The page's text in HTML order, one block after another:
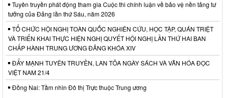
Tuyên truyền phát động tham gia Cuộc thi chính luận về bảo vệ nền tảng tư
tưởng của Đảng lần thứ Sáu, năm 2026
TỔ CHỨC HỘI NGHỊ TOÀN QUỐC NGHIÊN CỨU, HỌC TẬP, QUÁN TRIỆT
VÀ TRIỂN KHAI THỰC HIỆN NGHỊ QUYẾT HỘI NGHỊ LẦN THỨ HAI BAN
CHẤP HÀNH TRUNG ƯƠNG ĐẢNG KHÓA XIV
ĐẨY MẠNH TUYÊN TRUYỀN, LAN TỎA NGÀY SÁCH VÀ VĂN HÓA ĐỌC
VIỆT NAM 21/4
Đồng Nai: Tầm nhìn Đô thị Trực thuộc Trung ương